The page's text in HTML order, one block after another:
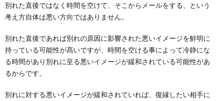
別れた直後ではなく時間を空けて、そこからメールをする、という
考え方自体は悪い方向ではありません。
別れた直後であれば別れの原因に影響された悪いイメージを鮮明に
持っている可能性が髙いですが、時間を空ける事によって冷静にな
る時間があり別れに至る悪いイメージが緩和されている可能性があ
るからです。
別れに対する悪いイメージが緩和されていれば、復縁したい相手に